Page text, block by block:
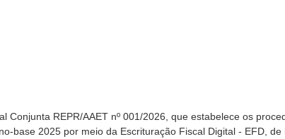
Conjunta REPR/AAET nº 001/2026, que estabelece os
base 2025 por meio da Escrituração Fiscal Digital - EFD, de